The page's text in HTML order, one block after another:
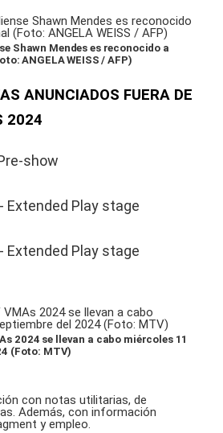
Shawn Mendes es reconocido a
ANGELA WEISS / AFP)
ANUNCIADOS FUERA DE
2024
show
Extended Play stage
Extended Play stage
2024 se llevan a cabo miércoles 11
(Foto: MTV)
con notas utilitarias, de
Además, con información
y empleo.